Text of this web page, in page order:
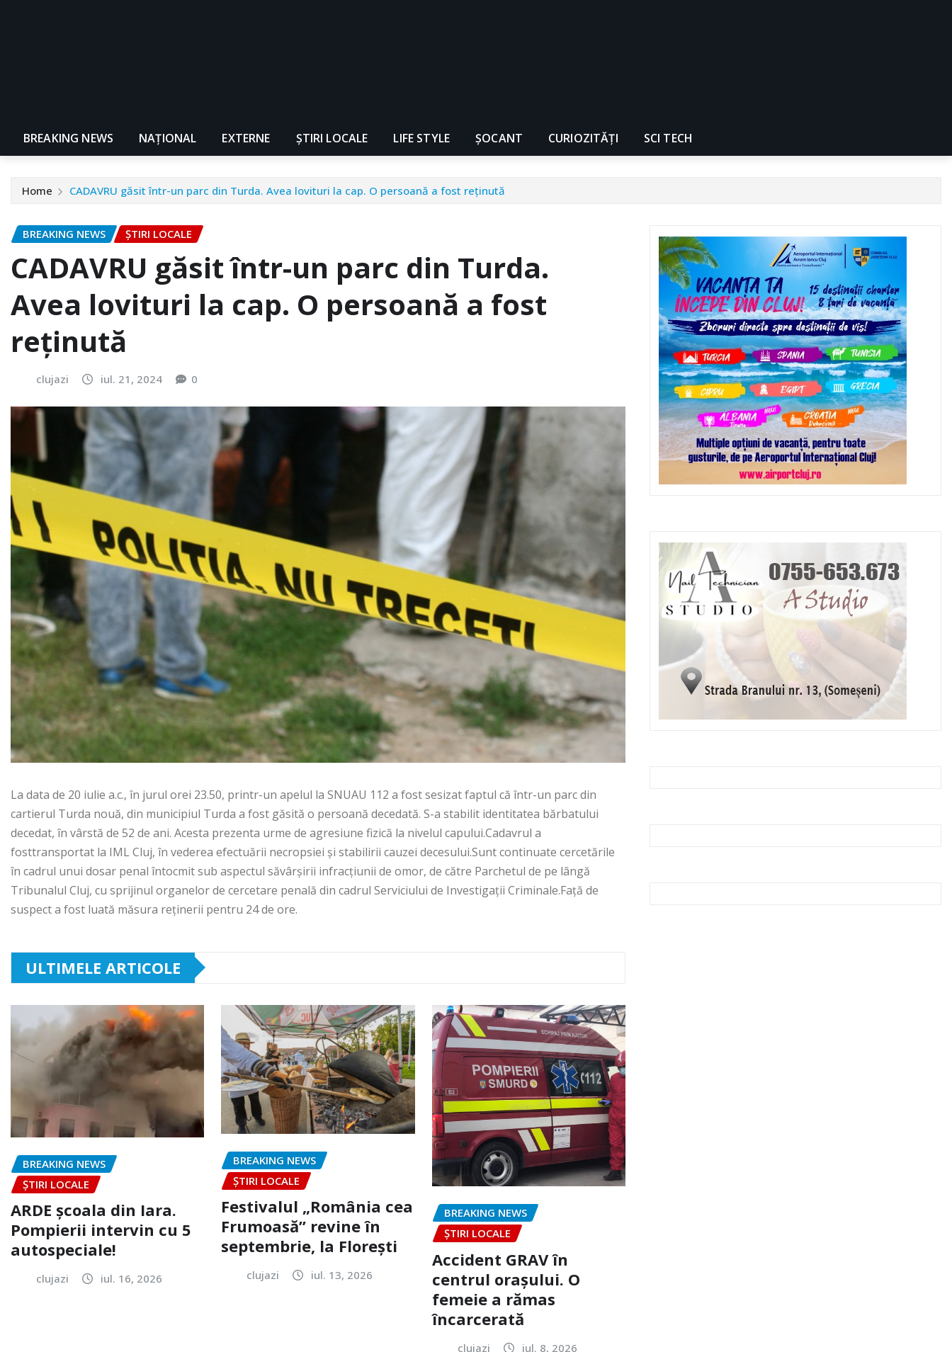
BREAKING NEWS NAŢIONAL EXTERNE ȘTIRI LOCALE LIFE STYLE ȘOCANT CURIOZITĂȚI SCI TECH
Home CADAVRU găsit într-un parc din Turda. Avea lovituri la cap. O persoană a fost reținută
BREAKING NEWS ȘTIRI LOCALE
CADAVRU găsit într-un parc din Turda.
Avea lovituri la cap. O persoană a fost
reținută
clujazi iul. 21, 2024 0
La data de 20 iulie a.c., în jurul orei 23.50, printr-un apelul la SNUAU 112 a fost sesizat faptul că într-un parc din
cartierul Turda nouă, din municipiul Turda a fost găsită o persoană decedată. S-a stabilit identitatea bărbatului
decedat, în vârstă de 52 de ani. Acesta prezenta urme de agresiune fizică la nivelul capului.Cadavrul a
fosttransportat la IML Cluj, în vederea efectuării necropsiei și stabilirii cauzei decesului.Sunt continuate cercetările
în cadrul unui dosar penal întocmit sub aspectul săvârșirii infracțiunii de omor, de către Parchetul de pe lângă
Tribunalul Cluj, cu sprijinul organelor de cercetare penală din cadrul Serviciului de Investigații Criminale.Față de
suspect a fost luată măsura reținerii pentru 24 de ore.
ULTIMELE ARTICOLE
BREAKING NEWS
ȘTIRI LOCALE
ARDE școala din Iara.
Pompierii intervin cu 5
autospeciale!
clujazi iul. 16, 2026
BREAKING NEWS
ȘTIRI LOCALE
Festivalul „România cea
Frumoasă” revine în
septembrie, la Florești
clujazi iul. 13, 2026
BREAKING NEWS
ȘTIRI LOCALE
Accident GRAV în
centrul orașului. O
femeie a rămas
încarcerată
clujazi iul. 8, 2026